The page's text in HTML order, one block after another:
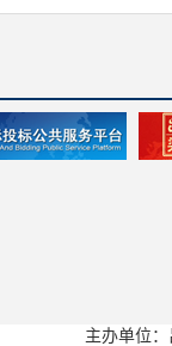
主办单位